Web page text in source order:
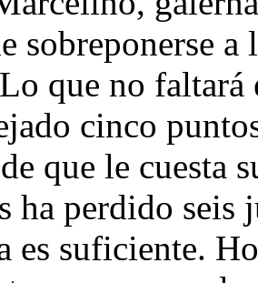
sobreponerse
que no
cinco
que le cuesta
ha perdido seis
es suficiente.